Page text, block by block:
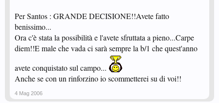
Per Santos : GRANDE DECISIONE!!Avete fatto
benissimo...
Ora c'è stata la possibilità e l'avete sfruttata a pieno...Carpe
diem!!E male che vada ci sarà sempre la b/1 che quest'anno
avete conquistato sul campo...
Anche se con un rinforzino io scommetterei su di voi!!
4 Mag 2006